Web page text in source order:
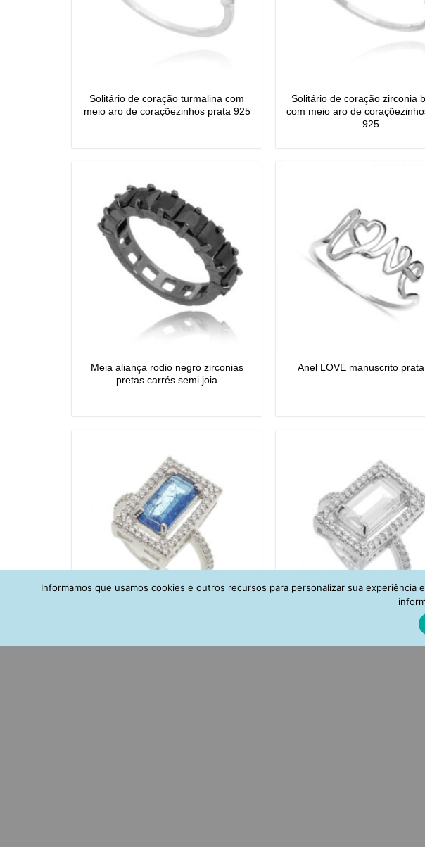
Solitário de coração turmalina com
meio aro de coraçõezinhos prata 925
Solitário de coração zirconia
com meio aro de
925
Meia aliança rodio negro zirconias
pretas carrés semi joia
Anel LOVE manuscrito
zirconias brancas waufen joias
Anel forma retangular cristal
por zirconias brancas rodio
Informamos que usamos cookies e outros recursos para personalizar sua